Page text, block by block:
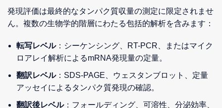
発現評価は最終的なタンパク質収量の測定に限定されませ
ん。複数の生物学的階層にわたる包括的解析を含みます：
転写レベル：シーケンシング、RT-PCR、またはマイク
ロアレイ解析によるmRNA発現量の定量。
翻訳レベル：SDS-PAGE、ウェスタンブロット、定量
アッセイによるタンパク質発現の確認。
翻訳後レベル：フォールディング、可溶性、分泌効率、